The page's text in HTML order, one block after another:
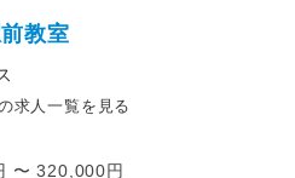
教室
求人一覧を見る
〜 320,000円